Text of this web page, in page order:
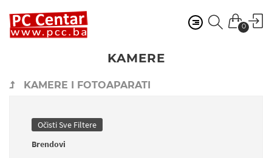
0
KAMERE
KAMERE I FOTOAPARATI
Očisti Sve Filtere
Brendovi